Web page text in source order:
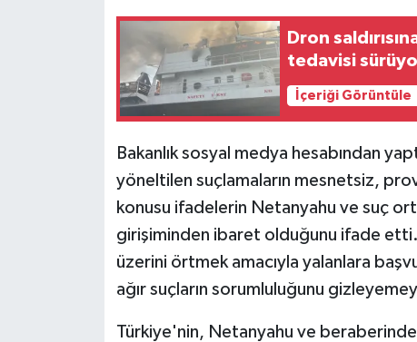
Dron
tedavisi
İçeriği Görüntüle
Bakanlık sosyal medya hesabından
yöneltilen suçlamaların mesnetsiz,
konusu ifadelerin Netanyahu ve suç
girişiminden ibaret olduğunu ifade
üzerini örtmek amacıyla yalanlara
ağır suçların sorumluluğunu
Türkiye'nin, Netanyahu ve